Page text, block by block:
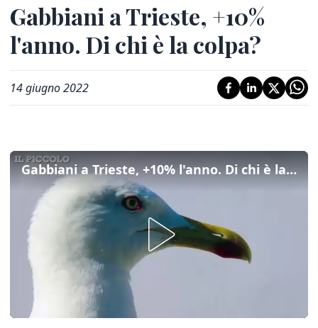
Gabbiani a Trieste, +10%
l'anno. Di chi è la colpa?
14 giugno 2022
Gabbiani a Trieste, +10% l'anno. Di chi è la colpa?